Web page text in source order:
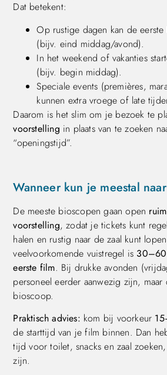
Dat betekent:
Op rustige dagen kan de eerste
(bijv. eind middag/avond).
In het weekend of vakanties
(bijv. begin middag).
Speciale events (premières,
kunnen extra vroege of late
Daarom is het slim om je bezoek te
voorstelling in plaats van te zoeken
“openingstijd”.
Wanneer kun je meestal
De meeste bioscopen gaan open
voorstelling, zodat je tickets kunt
halen en rustig naar de zaal kunt
veelvoorkomende vuistregel is 30–60
eerste film. Bij drukke avonden
personeel eerder aanwezig zijn,
bioscoop.
Praktisch advies: kom bij voorkeur
de starttijd van je film binnen. Dan
tijd voor toilet, snacks en zaal
zijn.